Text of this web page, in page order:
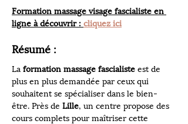
Formation massage visage fascialiste en
ligne à découvrir : cliquez ici
Résumé :
La formation massage fascialiste est de
plus en plus demandée par ceux qui
souhaitent se spécialiser dans le bien-
être. Près de Lille, un centre propose des
cours complets pour maîtriser cette